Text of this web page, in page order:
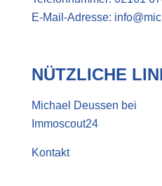
E-Mail-Adresse:
NÜTZLICHE
Michael Deussen bei
Immoscout24
Kontakt